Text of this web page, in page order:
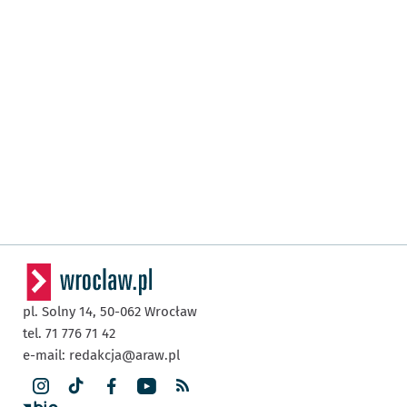
pl. Solny 14, 50-062 Wrocław
tel. 71 776 71 42
e-mail: redakcja@araw.pl